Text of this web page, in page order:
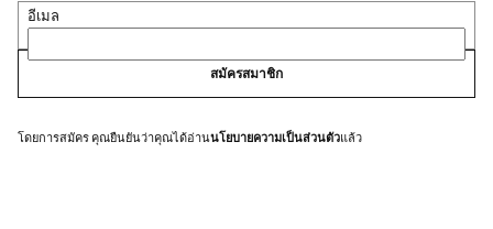
อีเมล
สมัครสมาชิก
โดยการสมัคร คุณยืนยันว่าคุณได้อ่านนโยบายความเป็นส่วนตัวแล้ว